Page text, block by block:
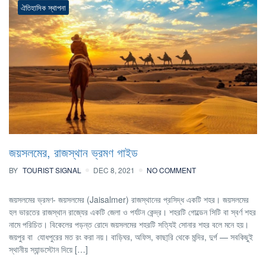
ঐতিহাসিক স্থাপনা
জয়সলমের, রাজস্থান ভ্রমণ গাইড
BY TOURIST SIGNAL DEC 8, 2021 NO COMMENT
জয়সলমের ভ্রমণ- জয়সলমের (Jaisalmer) রাজস্থানের প্রসিদ্ধ একটি শহর। জয়সলমের
হল ভারতের রাজস্থান রাজ্যের একটি জেলা ও পর্যটন কেন্দ্র। শহরটি গোল্ডেন সিটি বা স্বর্ণ শহর
নামে পরিচিত। বিকেলের পড়ন্ত রোদে জয়সলমের শহরটি সত্যিই সোনার শহর বলে মনে হয়।
জয়পুর বা যোধপুরের মত রং করা নয়। বাড়িঘর, অফিস, কাছা্রি থেকে মন্দির, দুর্গ — সবকিছুই
স্থানীয় স্যান্ডস্টোন দিয়ে […]